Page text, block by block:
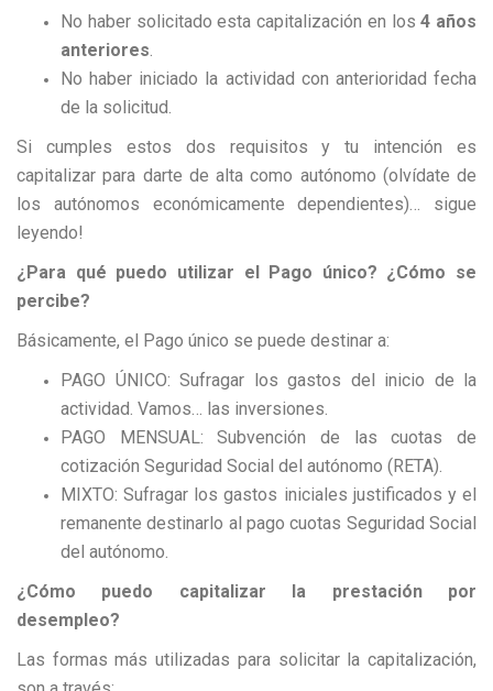
No haber solicitado esta capitalización en los4 años
anteriores.
No haber iniciado la actividad con anterioridad fecha
de la solicitud.
Si cumples estos dos requisitos y tu intención es
capitalizar para darte de alta como autónomo (olvídate de
los autónomos económicamente dependientes)… sigue
leyendo!
¿Para qué puedo utilizar el Pago único? ¿Cómo se
percibe?
Básicamente, el Pago único se puede destinar a:
PAGO ÚNICO: Sufragar los gastos del inicio de la
actividad. Vamos… las inversiones.
PAGO MENSUAL: Subvención de las cuotas de
cotización Seguridad Social del autónomo (RETA).
MIXTO: Sufragar los gastos iniciales justificados y el
remanente destinarlo al pago cuotas Seguridad Social
del autónomo.
¿Cómo puedo capitalizar la prestación por
desempleo?
Las formas más utilizadas para solicitar la capitalización,